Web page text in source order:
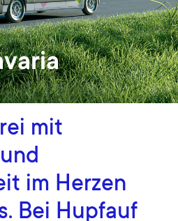
mit
im Herzen
Bei Hupfauf